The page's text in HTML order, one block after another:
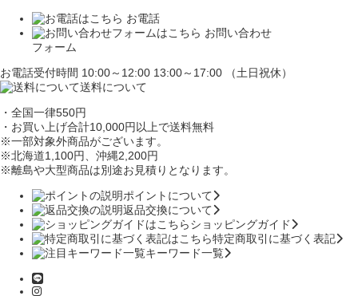
お電話
お問い合わせ
フォーム
お電話受付時間 10:00～12:00 13:00～17:00 （土日祝休）
送料について
・全国一律550円
・お買い上げ合計10,000円 以上で送料無料
※一部対象外商品がございます。
※北海道1,100円
、沖縄2,200円
※離島や大型商品は別途お見積りとなります。
ポイントについて
返品交換について
ショッピングガイド
特定商取引に基づく表記
キーワード一覧